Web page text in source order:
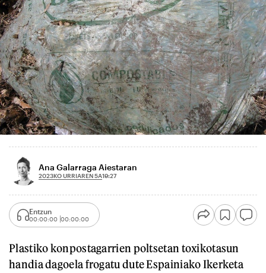
Ana Galarraga Aiestaran
2023KO URRIAREN 5A19:27
Entzun
00:00:00 00:00:00
Plastiko konpostagarrien poltsetan toxikotasun
handia dagoela frogatu dute Espainiako Ikerketa